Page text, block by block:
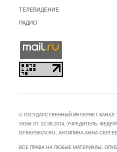
ТЕЛЕВИДЕНИЕ
РАДИО
© ГОСУДАРСТВЕННЫЙ ИНТЕРНЕТ-
59166 ОТ 22.08.2014. УЧРЕДИТЕЛЬ:
GTRKPSKOV.RU: АНТИПИНА АННА
ВСЕ ПРАВА НА ЛЮБЫЕ МАТЕРИАЛЫ,